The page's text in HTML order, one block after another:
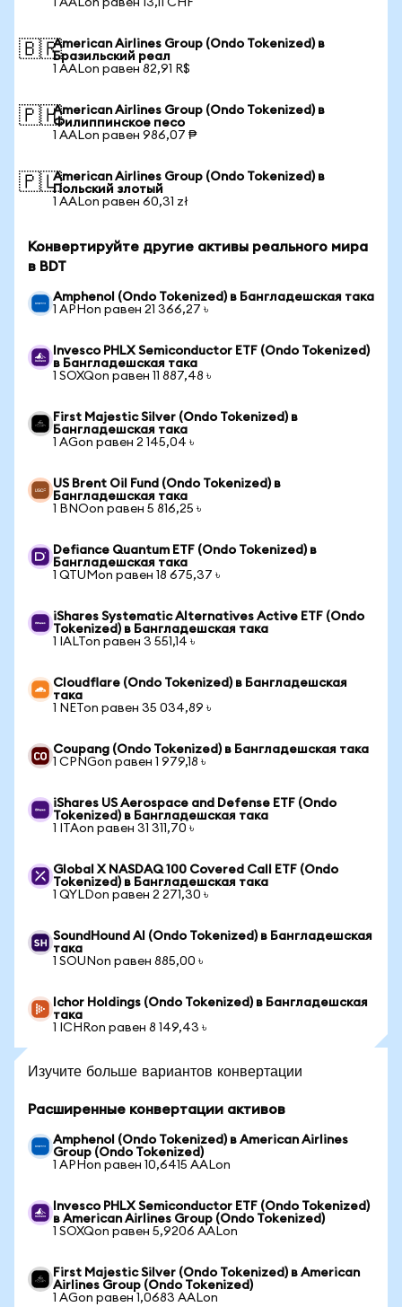
1 AALon равен 13,11 CHF
🇧🇷American Airlines Group (Ondo Tokenized) в
Бразильский реал
1 AALon равен 82,91 R$
🇵🇭American Airlines Group (Ondo Tokenized) в
Филиппинское песо
1 AALon равен 986,07 ₱
🇵🇱American Airlines Group (Ondo Tokenized) в
Польский злотый
1 AALon равен 60,31 zł
Конвертируйте другие активы реального мира
в BDT
Amphenol (Ondo Tokenized) в Бангладешская така
1 APHon равен 21 366,27 ৳
Invesco PHLX Semiconductor ETF (Ondo Tokenized)
в Бангладешская така
1 SOXQon равен 11 887,48 ৳
First Majestic Silver (Ondo Tokenized) в
Бангладешская така
1 AGon равен 2 145,04 ৳
US Brent Oil Fund (Ondo Tokenized) в
Бангладешская така
1 BNOon равен 5 816,25 ৳
Defiance Quantum ETF (Ondo Tokenized) в
Бангладешская така
1 QTUMon равен 18 675,37 ৳
iShares Systematic Alternatives Active ETF (Ondo
Tokenized) в Бангладешская така
1 IALTon равен 3 551,14 ৳
Cloudflare (Ondo Tokenized) в Бангладешская
така
1 NETon равен 35 034,89 ৳
Coupang (Ondo Tokenized) в Бангладешская така
1 CPNGon равен 1 979,18 ৳
iShares US Aerospace and Defense ETF (Ondo
Tokenized) в Бангладешская така
1 ITAon равен 31 311,70 ৳
Global X NASDAQ 100 Covered Call ETF (Ondo
Tokenized) в Бангладешская така
1 QYLDon равен 2 271,30 ৳
SoundHound AI (Ondo Tokenized) в Бангладешская
така
1 SOUNon равен 885,00 ৳
Ichor Holdings (Ondo Tokenized) в Бангладешская
така
1 ICHRon равен 8 149,43 ৳
Изучите больше вариантов конвертации
Расширенные конвертации активов
Amphenol (Ondo Tokenized) в American Airlines
Group (Ondo Tokenized)
1 APHon равен 10,6415 AALon
Invesco PHLX Semiconductor ETF (Ondo Tokenized)
в American Airlines Group (Ondo Tokenized)
1 SOXQon равен 5,9206 AALon
First Majestic Silver (Ondo Tokenized) в American
Airlines Group (Ondo Tokenized)
1 AGon равен 1,0683 AALon